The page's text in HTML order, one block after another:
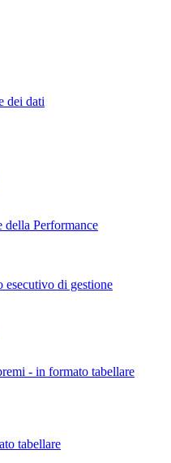
dei dati
della Performance
esecutivo di gestione
- in formato tabellare
tabellare